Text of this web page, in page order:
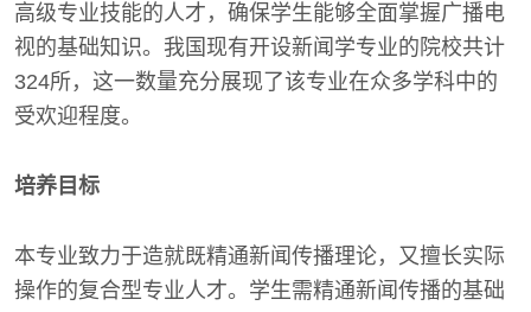
高级专业技能的人才，确保学生能够全面掌握广播电
视的基础知识。我国现有开设新闻学专业的院校共计
324所，这一数量充分展现了该专业在众多学科中的
受欢迎程度。
培养目标
本专业致力于造就既精通新闻传播理论，又擅长实际
操作的复合型专业人才。学生需精通新闻传播的基础